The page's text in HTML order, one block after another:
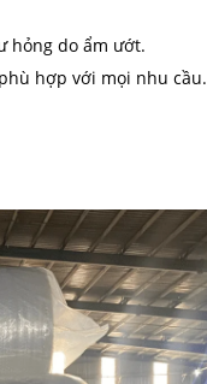
hỏng do ẩm ướt.
hợp với mọi nhu cầu.